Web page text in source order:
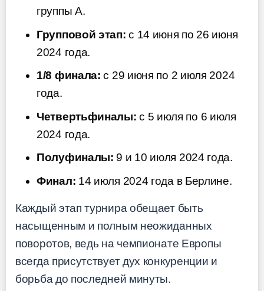
группы A.
Групповой этап: с 14 июня по 26 июня
2024 года.
1/8 финала: с 29 июня по 2 июля 2024
года.
Четвертьфиналы: с 5 июля по 6 июля
2024 года.
Полуфиналы: 9 и 10 июля 2024 года.
Финал: 14 июля 2024 года в Берлине.
Каждый этап турнира обещает быть
насыщенным и полным неожиданных
поворотов, ведь на чемпионате Европы
всегда присутствует дух конкуренции и
борьба до последней минуты.